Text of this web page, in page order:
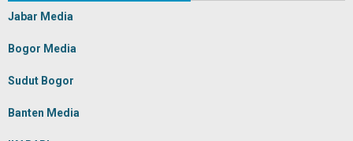
Jabar Media
Bogor Media
Sudut Bogor
Banten Media